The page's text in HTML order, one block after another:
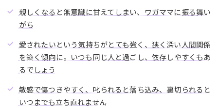
親しくなると無意識に甘えてしまい、ワガママに振る舞い
がち
愛されたいという気持ちがとても強く、狭く深い人間関係
を築く傾向に。いつも同じ人と過ごし、依存しやすくもあ
るでしょう
敏感で傷つきやすく、叱られると落ち込み、裏切られると
いつまでも立ち直れません